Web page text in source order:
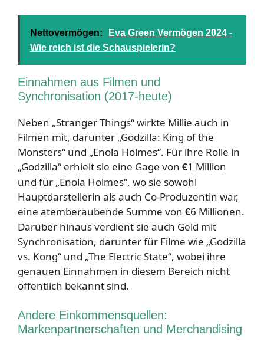
Nettovermögen:
Eva Green Vermögen 2024 -
Wie reich ist die Schauspielerin?
Einnahmen aus Filmen und
Synchronisation (2017-heute)
Neben „Stranger Things“ wirkte Millie auch in
Filmen mit, darunter „Godzilla: King of the
Monsters“ und „Enola Holmes“. Für ihre Rolle in
„Godzilla“ erhielt sie eine Gage von €1 Million
und für „Enola Holmes“, wo sie sowohl
Hauptdarstellerin als auch Co-Produzentin war,
eine atemberaubende Summe von €6 Millionen.
Darüber hinaus verdient sie auch Geld mit
Synchronisation, darunter für Filme wie „Godzilla
vs. Kong“ und „The Electric State“, wobei ihre
genauen Einnahmen in diesem Bereich nicht
öffentlich bekannt sind.
Andere Einkommensquellen:
Markenpartnerschaften und Merchandising